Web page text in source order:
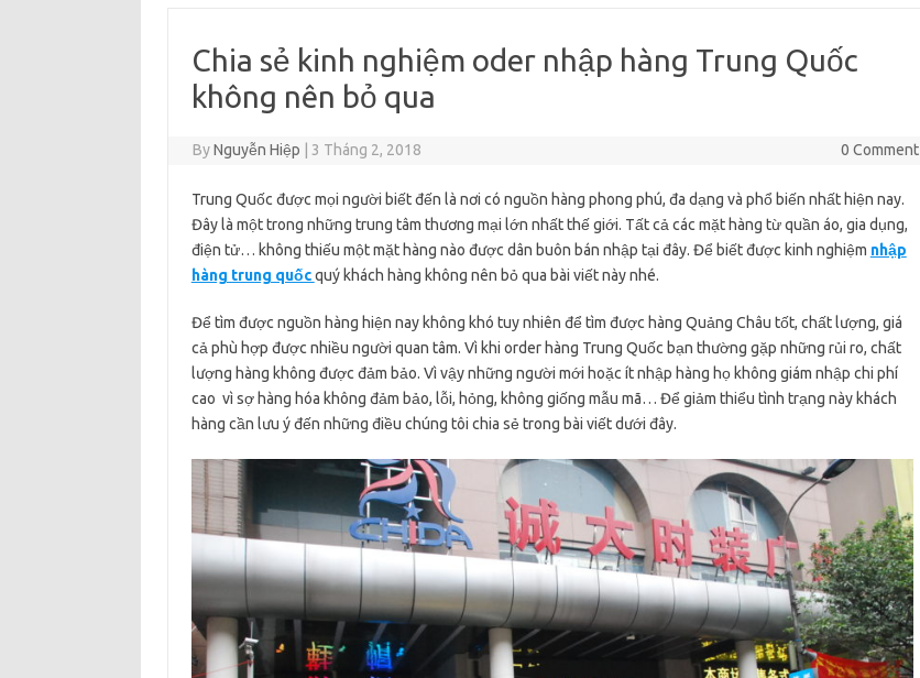
Chia sẻ kinh nghiệm oder nhập hàng Trung Quốc
không nên bỏ qua
ByNguyễn Hiệp 3 Tháng 2, 2018 0 Comment
Trung Quốc được mọi người biết đến là nơi có nguồn hàng phong phú, đa dạng và phổ biến nhất hiện nay.
Đây là một trong những trung tâm thương mại lớn nhất thế giới. Tất cả các mặt hàng từ quần áo, gia dụng,
điện tử… không thiếu một mặt hàng nào được dân buôn bán nhập tại đây. Để biết được kinh nghiệm nhập
hàng trung quốcquý khách hàng không nên bỏ qua bài viết này nhé.
Để tìm được nguồn hàng hiện nay không khó tuy nhiên để tìm được hàng Quảng Châu tốt, chất lượng, giá
cả phù hợp được nhiều người quan tâm. Vì khi order hàng Trung Quốc bạn thường gặp những rủi ro, chất
lượng hàng không được đảm bảo. Vì vậy những người mới hoặc ít nhập hàng họ không giám nhập chi phí
cao vì sợ hàng hóa không đảm bảo, lỗi, hỏng, không giống mẫu mã… Để giảm thiểu tình trạng này khách
hàng cần lưu ý đến những điều chúng tôi chia sẻ trong bài viết dưới đây.